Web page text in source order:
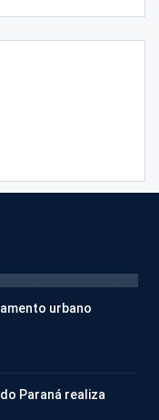
urbano
Paraná realiza